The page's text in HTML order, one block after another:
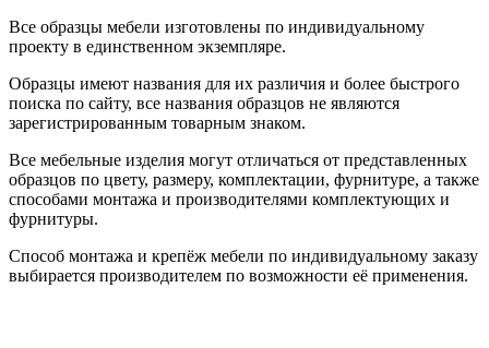
Все образцы мебели изготовлены по индивидуальному
проекту в единственном экземпляре.
Образцы имеют названия для их различия и более быстрого
поиска по сайту, все названия образцов не являются
зарегистрированным товарным знаком.
Все мебельные изделия могут отличаться от представленных
образцов по цвету, размеру, комплектации, фурнитуре, а также
способами монтажа и производителями комплектующих и
фурнитуры.
Способ монтажа и крепёж мебели по индивидуальному заказу
выбирается производителем по возможности её применения.